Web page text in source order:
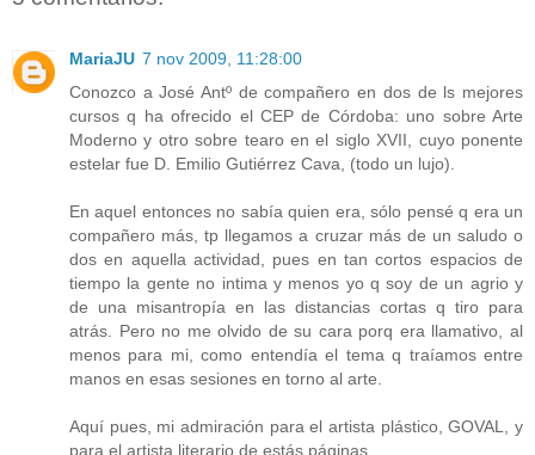
MariaJU 7 nov 2009, 11:28:00
Conozco a José Antº de compañero en dos de ls mejores
cursos q ha ofrecido el CEP de Córdoba: uno sobre Arte
Moderno y otro sobre tearo en el siglo XVII, cuyo ponente
estelar fue D. Emilio Gutiérrez Cava, (todo un lujo).
En aquel entonces no sabía quien era, sólo pensé q era un
compañero más, tp llegamos a cruzar más de un saludo o
dos en aquella actividad, pues en tan cortos espacios de
tiempo la gente no intima y menos yo q soy de un agrio y
de una misantropía en las distancias cortas q tiro para
atrás. Pero no me olvido de su cara porq era llamativo, al
menos para mi, como entendía el tema q traíamos entre
manos en esas sesiones en torno al arte.
Aquí pues, mi admiración para el artista plástico, GOVAL, y
para el artista literario de estás páginas.